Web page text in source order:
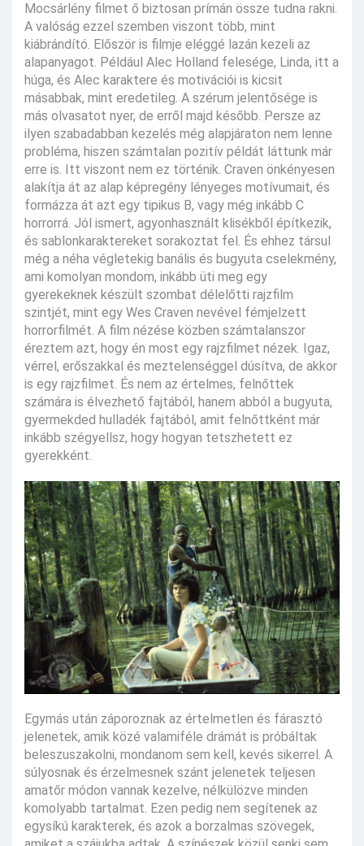
Mocsárlény filmet ő biztosan prímán össze tudna rakni.
A valóság ezzel szemben viszont több, mint
kiábrándító. Először is filmje eléggé lazán kezeli az
alapanyagot. Például Alec Holland felesége, Linda, itt a
húga, és Alec karaktere és motivációi is kicsit
másabbak, mint eredetileg. A szérum jelentősége is
más olvasatot nyer, de erről majd később. Persze az
ilyen szabadabban kezelés még alapjáraton nem lenne
probléma, hiszen számtalan pozitív példát láttunk már
erre is. Itt viszont nem ez történik. Craven önkényesen
alakítja át az alap képregény lényeges motívumait, és
formázza át azt egy tipikus B, vagy még inkább C
horrorrá. Jól ismert, agyonhasznált klisékből építkezik,
és sablonkaraktereket sorakoztat fel. És ehhez társul
még a néha végletekig banális és bugyuta cselekmény,
ami komolyan mondom, inkább üti meg egy
gyerekeknek készült szombat délelőtti rajzfilm
szintjét, mint egy Wes Craven nevével fémjelzett
horrorfilmét. A film nézése közben számtalanszor
éreztem azt, hogy én most egy rajzfilmet nézek. Igaz,
vérrel, erőszakkal és meztelenséggel dúsítva, de akkor
is egy rajzfilmet. És nem az értelmes, felnőttek
számára is élvezhető fajtából, hanem abból a bugyuta,
gyermekded hulladék fajtából, amit felnőttként már
inkább szégyellsz, hogy hogyan tetszhetett ez
gyerekként.
Egymás után záporoznak az értelmetlen és fárasztó
jelenetek, amik közé valamiféle drámát is próbáltak
beleszuszakolni, mondanom sem kell, kevés sikerrel. A
súlyosnak és érzelmesnek szánt jelenetek teljesen
amatőr módon vannak kezelve, nélkülözve minden
komolyabb tartalmat. Ezen pedig nem segítenek az
egysíkú karakterek, és azok a borzalmas szövegek,